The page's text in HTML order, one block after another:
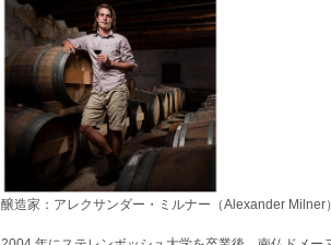
醸造家：アレクサンダー・ミルナー（Alexander Milner）